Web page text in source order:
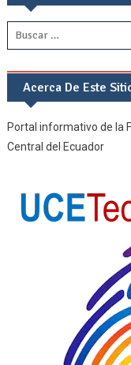
Acerca De Este
Portal informativo de la
Central del Ecuador